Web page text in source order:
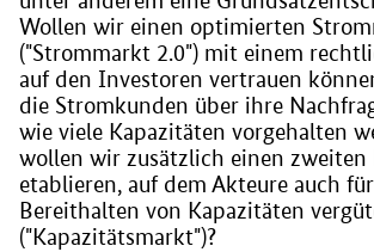
Wollen wir einen optimierten
("Strommarkt 2.0") mit einem
auf den Investoren vertrauen
die Stromkunden über ihre
wie viele Kapazitäten vorgehalten
wollen wir zusätzlich einen
etablieren, auf dem Akteure auch
Bereithalten von Kapazitäten
("Kapazitätsmarkt")?